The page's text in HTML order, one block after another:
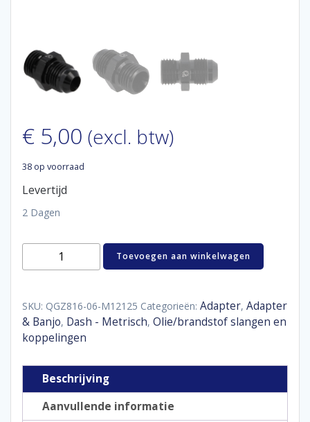
€ 5,00 (excl. btw)
38 op voorraad
Levertijd
2 Dagen
Aluminum
adaptor
-
M12
x
1,25
Toevoegen aan winkelwagen
SKU: QGZ816-06-M12125 Categorieën: Adapter, Adapter
& Banjo, Dash - Metrisch, Olie/brandstof slangen en
koppelingen
Beschrijving
Aanvullende informatie